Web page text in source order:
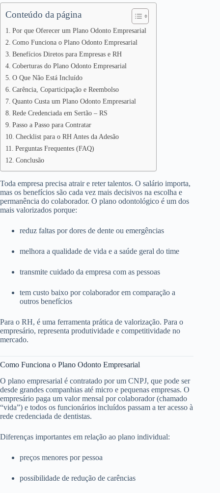
Conteúdo da página
Por que Oferecer um Plano Odonto Empresarial
Como Funciona o Plano Odonto Empresarial
Benefícios Diretos para Empresas e RH
Coberturas do Plano Odonto Empresarial
O Que Não Está Incluído
Carência, Coparticipação e Reembolso
Quanto Custa um Plano Odonto Empresarial
Rede Credenciada em Sertão – RS
Passo a Passo para Contratar
Checklist para o RH Antes da Adesão
Perguntas Frequentes (FAQ)
Conclusão
Toda empresa precisa atrair e reter talentos. O salário importa,
mas os benefícios são cada vez mais decisivos na escolha e
permanência do colaborador. O plano odontológico é um dos
mais valorizados porque:
reduz faltas por dores de dente ou emergências
melhora a qualidade de vida e a saúde geral do time
transmite cuidado da empresa com as pessoas
tem custo baixo por colaborador em comparação a
outros benefícios
Para o RH, é uma ferramenta prática de valorização. Para o
empresário, representa produtividade e competitividade no
mercado.
Como Funciona o Plano Odonto Empresarial
O plano empresarial é contratado por um CNPJ, que pode ser
desde grandes companhias até micro e pequenas empresas. O
empresário paga um valor mensal por colaborador (chamado
“vida”) e todos os funcionários incluídos passam a ter acesso à
rede credenciada de dentistas.
Diferenças importantes em relação ao plano individual:
preços menores por pessoa
possibilidade de redução de carências